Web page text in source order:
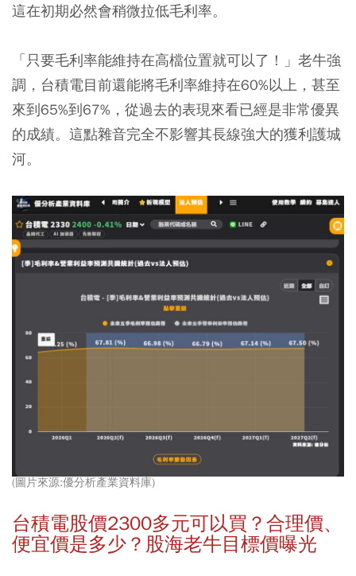
這在初期必然會稍微拉低毛利率。
「只要毛利率能維持在高檔位置就可以了！」老牛強
調，台積電目前還能將毛利率維持在60%以上，甚至
來到65%到67%，從過去的表現來看已經是非常優異
的成績。這點雜音完全不影響其長線強大的獲利護城
河。
(圖片來源:優分析產業資料庫)
台積電股價2300多元可以買？合理價、
便宜價是多少？股海老牛目標價曝光